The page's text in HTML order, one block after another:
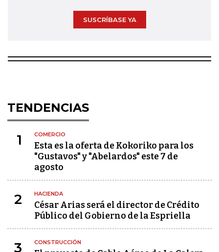
SUSCRÍBASE YA
TENDENCIAS
1 COMERCIO
Esta es la oferta de Kokoriko para los
"Gustavos" y "Abelardos" este 7 de
agosto
2 HACIENDA
César Arias será el director de Crédito
Público del Gobierno de la Espriella
3 CONSTRUCCIÓN